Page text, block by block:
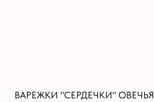
ВАРЕЖКИ "СЕРДЕЧКИ" ОВЕЧЬЯ